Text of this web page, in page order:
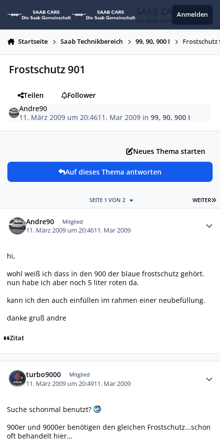
SAAB CARS
Die Saab Gemeinschaft
Anmelden
Startseite Saab Technikbereich 99, 90, 900 I Frostschutz
Frostschutz 901
Teilen
Follower
Andre90
11. März 2009 um 20:4611. Mar 2009 in99, 90, 900 I
Neues Thema starten
Auf dieses Thema antworten
WEITER
SEITE 1 VON 2
Andre90 Mitglied
11. März 2009 um 20:4611. Mar 2009
hi,
wohl weiß ich dass in den 900 der blaue frostschutz gehört.
nun habe ich aber noch 5 liter roten da.
kann ich den auch einfüllen im rahmen einer neubefüllung.
danke gruß andre
Zitat
turbo9000 Mitglied
11. März 2009 um 20:4911. Mar 2009
Suche schonmal benutzt?
900er und 9000er benötigen den gleichen Frostschutz...schon
oft behandelt hier...